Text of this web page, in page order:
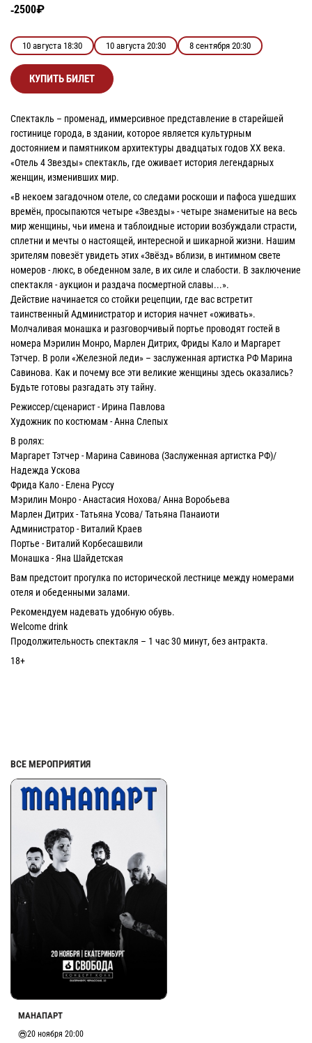
2500₽
10 августа 18:30 10 августа 20:30 8 сентября 20:30
КУПИТЬ БИЛЕТ
Спектакль – променад, иммерсивное представление в старейшей
гостинице города, в здании, которое является культурным
достоянием и памятником архитектуры двадцатых годов XX века.
«Отель 4 Звезды» спектакль, где оживает история легендарных
женщин, изменивших мир.
«В некоем загадочном отеле, со следами роскоши и пафоса ушедших
времён, просыпаются четыре «Звезды» - четыре знаменитые на весь
мир женщины, чьи имена и таблоидные истории возбуждали страсти,
сплетни и мечты о настоящей, интересной и шикарной жизни. Нашим
зрителям повезёт увидеть этих «Звёзд» вблизи, в интимном свете
номеров - люкс, в обеденном зале, в их силе и слабости. В заключение
спектакля - аукцион и раздача посмертной славы...».
Действие начинается со стойки рецепции, где вас встретит
таинственный Администратор и история начнет «оживать».
Молчаливая монашка и разговорчивый портье проводят гостей в
номера Мэрилин Монро, Марлен Дитрих, Фриды Кало и Маргарет
Тэтчер. В роли «Железной леди» – заслуженная артистка РФ Марина
Савинова. Как и почему все эти великие женщины здесь оказались?
Будьте готовы разгадать эту тайну.
Режиссер/сценарист - Ирина Павлова
Художник по костюмам - Анна Слепых
В ролях:
Маргарет Тэтчер - Марина Савинова (Заслуженная артистка РФ)/
Надежда Ускова
Фрида Кало - Елена Руссу
Мэрилин Монро - Анастасия Нохова/ Анна Воробьева
Марлен Дитрих - Татьяна Усова/ Татьяна Панаиоти
Администратор - Виталий Краев
Портье - Виталий Корбесашвили
Монашка - Яна Шайдетская
Вам предстоит прогулка по исторической лестнице между номерами
отеля и обеденными залами.
Рекомендуем надевать удобную обувь.
Welcome drink
Продолжительность спектакля – 1 час 30 минут, без антракта.
18+
ВСЕ МЕРОПРИЯТИЯ
МАНАПАРТ
20 ноября 20:00